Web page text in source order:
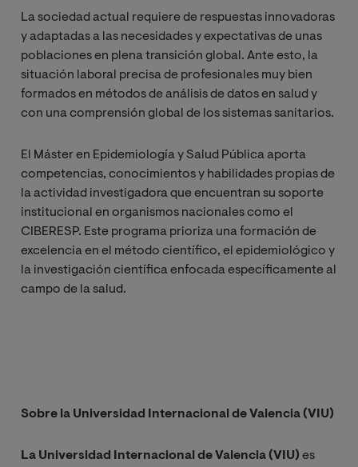
La sociedad actual requiere de respuestas innovadoras
y adaptadas a las necesidades y expectativas de unas
poblaciones en plena transición global. Ante esto, la
situación laboral precisa de profesionales muy bien
formados en métodos de análisis de datos en salud y
con una comprensión global de los sistemas sanitarios.
El Máster en Epidemiología y Salud Pública aporta
competencias, conocimientos y habilidades propias de
la actividad investigadora que encuentran su soporte
institucional en organismos nacionales como el
CIBERESP. Este programa prioriza una formación de
excelencia en el método científico, el epidemiológico y
la investigación científica enfocada específicamente al
campo de la salud.
Sobre la Universidad Internacional de Valencia (VIU)
La Universidad Internacional de Valencia (VIU) es